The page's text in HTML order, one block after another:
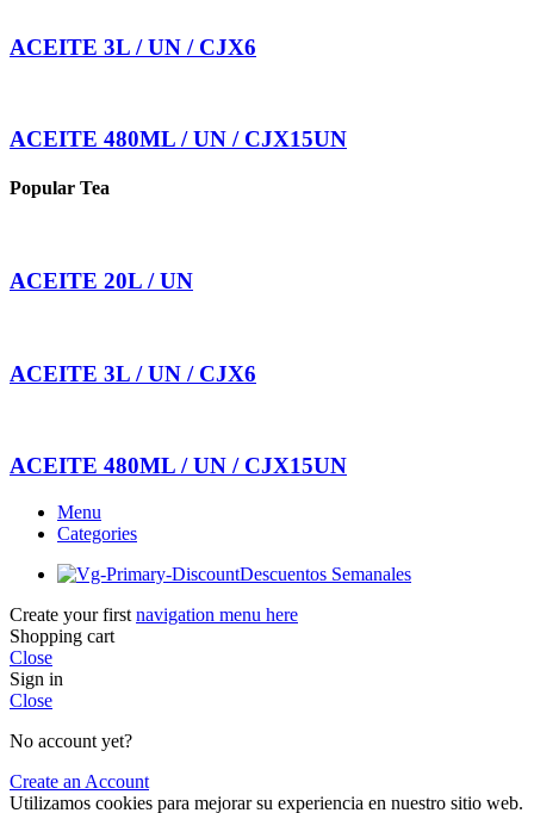
ACEITE 3L / UN / CJX6
ACEITE 480ML / UN / CJX15UN
Popular Tea
ACEITE 20L / UN
ACEITE 3L / UN / CJX6
ACEITE 480ML / UN / CJX15UN
Menu
Categories
Descuentos Semanales
Create your first navigation menu here
Shopping cart
Close
Sign in
Close
No account yet?
Create an Account
Utilizamos cookies para mejorar su experiencia en nuestro sitio web.